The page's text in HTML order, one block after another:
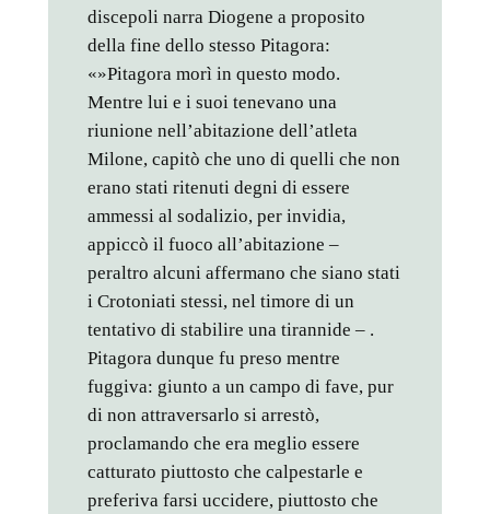
discepoli narra Diogene a proposito
della fine dello stesso Pitagora:
«»Pitagora morì in questo modo.
Mentre lui e i suoi tenevano una
riunione nell’abitazione dell’atleta
Milone, capitò che uno di quelli che non
erano stati ritenuti degni di essere
ammessi al sodalizio, per invidia,
appiccò il fuoco all’abitazione –
peraltro alcuni affermano che siano stati
i Crotoniati stessi, nel timore di un
tentativo di stabilire una tirannide – .
Pitagora dunque fu preso mentre
fuggiva: giunto a un campo di fave, pur
di non attraversarlo si arrestò,
proclamando che era meglio essere
catturato piuttosto che calpestarle e
preferiva farsi uccidere, piuttosto che